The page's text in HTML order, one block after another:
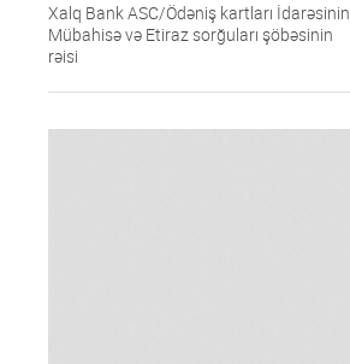
Xalq Bank ASC/Ödəniş kartları İdarəsinin
Mübahisə və Etiraz sorğuları şöbəsinin
rəisi